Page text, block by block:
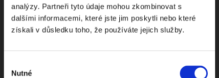
analýzy. Partneři tyto údaje mohou zkombinovat s
dalšími informacemi, které jste jim poskytli nebo které
získali v důsledku toho, že používáte jejich služby.
souhlasu
Nutné
Dostávejte od nás pravidelný měsíční souhrn